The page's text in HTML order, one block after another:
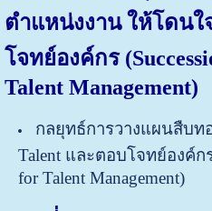
ตำแหน่งงาน ให้โดนใ
โจทย์องค์กร
Talent Management)
กลยุทธ์การวางแผนสืบ
Talent และตอบโจทย์องค์กร
for Talent Management)